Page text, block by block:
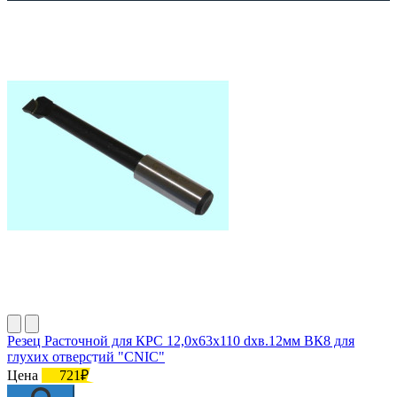
Резец Расточной для КРС 12,0х63х110 dхв.12мм ВК8 для
глухих отверстий "CNIC"
Цена
721₽